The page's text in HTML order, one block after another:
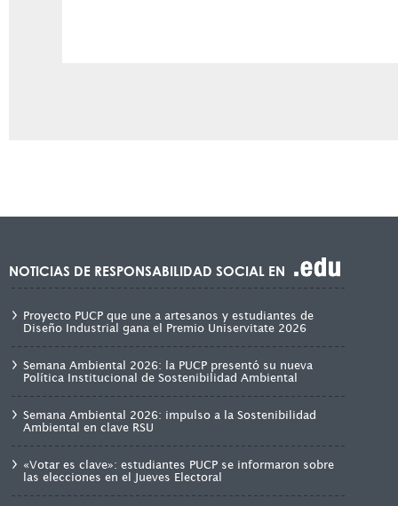
NOTICIAS DE RESPONSABILIDAD SOCIAL EN
Proyecto PUCP que une a artesanos y estudiantes de
Diseño Industrial gana el Premio Uniservitate 2026
Semana Ambiental 2026: la PUCP presentó su nueva
Política Institucional de Sostenibilidad Ambiental
Semana Ambiental 2026: impulso a la Sostenibilidad
Ambiental en clave RSU
«Votar es clave»: estudiantes PUCP se informaron sobre
las elecciones en el Jueves Electoral